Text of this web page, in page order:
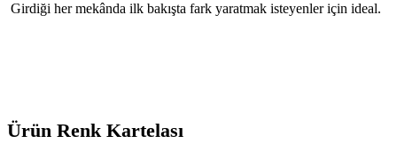
Girdiği her mekânda ilk bakışta fark yaratmak isteyenler için ideal.
Ürün Renk Kartelası